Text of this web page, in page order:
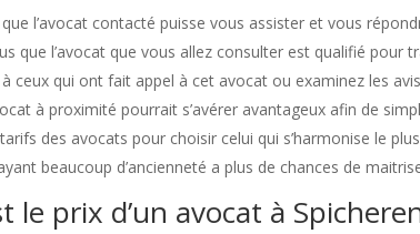
que l’avocat contacté puisse vous assister et vous
que l’avocat que vous allez consulter est qualifié
ceux qui ont fait appel à cet avocat ou examinez les
à proximité pourrait s’avérer avantageux afin de
des avocats pour choisir celui qui s’harmonise le
beaucoup d’ancienneté a plus de chances de
le prix d’un avocat à